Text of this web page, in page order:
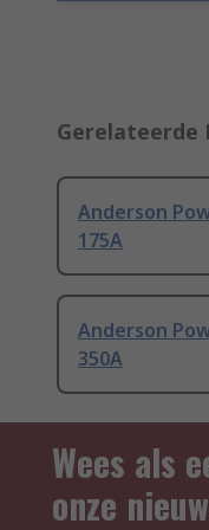
Gerelateerde
Anderson
175A
Anderson
350A
Wees als
onze